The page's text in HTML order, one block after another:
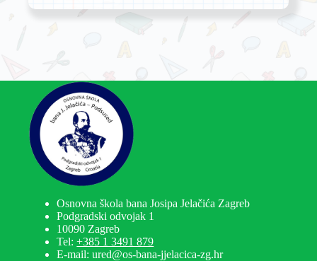
Osnovna škola bana Josipa Jelačića Zagreb
Podgradski odvojak 1
10090 Zagreb
Tel:+385 1 3491 879
E-mail: ured@os-bana-jjelacica-zg.hr